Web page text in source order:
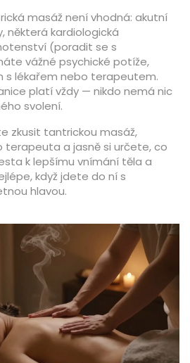
masáž není vhodná: akutní
některá kardiologická
(poradit se s
vážné psychické potíže,
s lékařem nebo terapeutem.
platí vždy — nikdo nemá nic
svolení.
zkusit tantrickou masáž,
terapeuta a jasně si určete, co
k lepšímu vnímání těla a
když jdete do ní s
hlavou.